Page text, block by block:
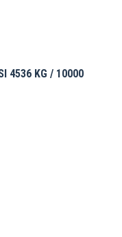
4536 KG / 10000